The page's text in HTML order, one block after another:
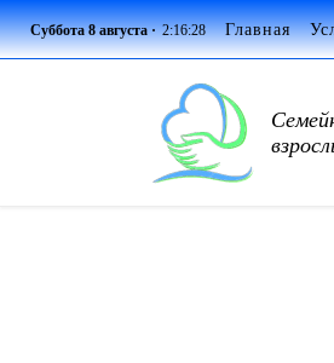
Перейти к содержимому
Суббота 8 августа · 2:16:29 Главная